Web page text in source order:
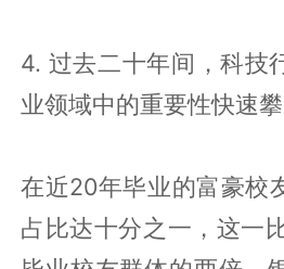
4. 过去二十年间，科技
业领域中的重要性快速攀
在近20年毕业的富豪校
占比达十分之一，这一